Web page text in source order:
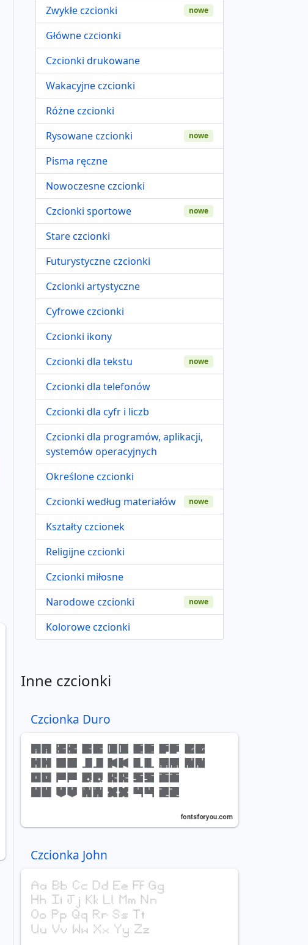
Zwykłe czcionki
nowe
Główne czcionki
Czcionki drukowane
Wakacyjne czcionki
Różne czcionki
Rysowane czcionki
nowe
Pisma ręczne
Nowoczesne czcionki
Czcionki sportowe
nowe
Stare czcionki
Futurystyczne czcionki
Czcionki artystyczne
Cyfrowe czcionki
Czcionki ikony
Czcionki dla tekstu
nowe
Czcionki dla telefonów
Czcionki dla cyfr i liczb
Czcionki dla programów, aplikacji,
systemów operacyjnych
Określone czcionki
Czcionki według materiałów
nowe
Kształty czcionek
Religijne czcionki
Czcionki miłosne
Narodowe czcionki
nowe
Kolorowe czcionki
Inne czcionki
Czcionka Duro
Czcionka John